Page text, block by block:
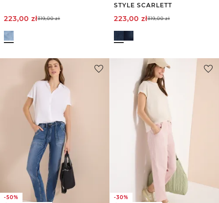
223,00 zł319,00zł
STYLE SCARLETT
223,00 zł319,00zł
-50%
-30%